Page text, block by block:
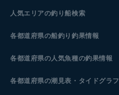
人気エリアの釣り船検索
各都道府県の船釣り釣果情報
各都道府県の人気魚種の釣果情報
各都道府県の潮見表 ・タイドグラフ